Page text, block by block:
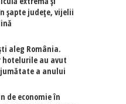
șapte județe, vijelii
aleg România.
hotelurile au avut
a anului
de economie în